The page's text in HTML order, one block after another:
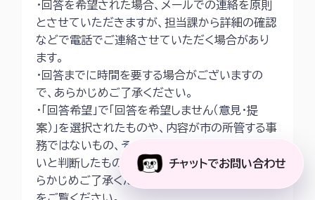
・回答を希望された場合、メールでの連絡を原則
とさせていただきますが、担当課から詳細の確認
などで電話でご連絡させていただく場合があり
ます。
・回答までに時間を要する場合がございますの
で、あらかじめご了承ください。
・「回答希望」で「回答を希望しません（意見・提
案）」を選択されたものや、内容が市の所管する事
務ではないもの、その他回答することが適当でな
いと判断したものは回答いたしかねますので、あ
らかじめご了承ください。詳細は
チャットでお問い合わせ